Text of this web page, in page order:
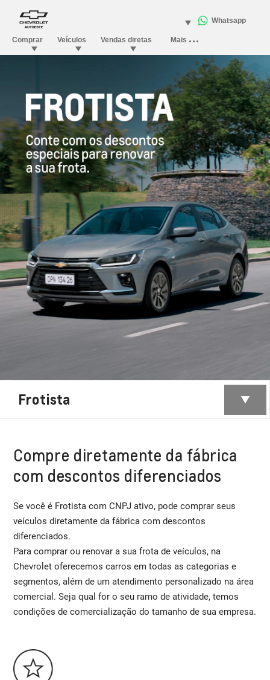
Frotista
Compre diretamente da fábrica
com descontos diferenciados
Se você é Frotista com CNPJ ativo, pode comprar seus
veículos diretamente da fábrica com descontos
diferenciados.
Para comprar ou renovar a sua frota de veículos, na
Chevrolet oferecemos carros em todas as categorias e
segmentos, além de um atendimento personalizado na área
comercial. Seja qual for o seu ramo de atividade, temos
condições de comercialização do tamanho de sua empresa.